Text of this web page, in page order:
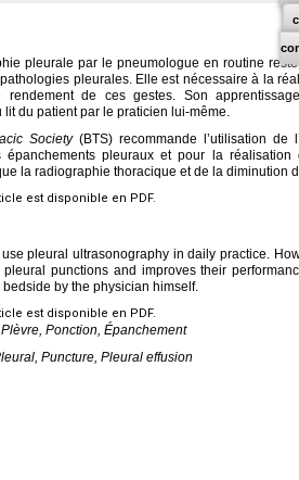
pleurale par le pneumologue en routine
pleurales. Elle est nécessaire à la
rendement de ces gestes. Son
du patient par le praticien lui-même.
Society(BTS) recommande l’utilisation de
pleuraux et pour la réalisation
la radiographie thoracique et de la diminution
est disponible en PDF.
pleural ultrasonography in daily practice.
punctions and improves their
by the physician himself.
est disponible en PDF.
Ponction, Épanchement
Puncture, Pleural effusion